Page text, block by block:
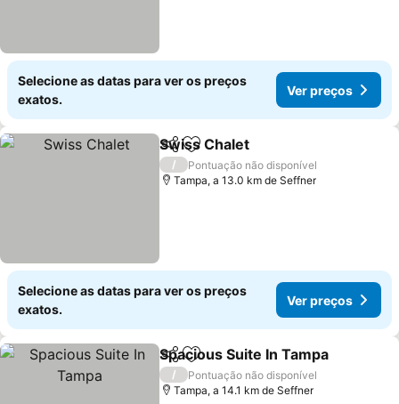
Selecione as datas para ver os preços
exatos.
Ver preços
PartilharAdicionar aos favoritos
Swiss Chalet
/
Pontuação não disponível
Tampa, a 13.0 km de Seffner
Selecione as datas para ver os preços
exatos.
Ver preços
PartilharAdicionar aos favoritos
Spacious Suite In Tampa
/
Pontuação não disponível
Tampa, a 14.1 km de Seffner